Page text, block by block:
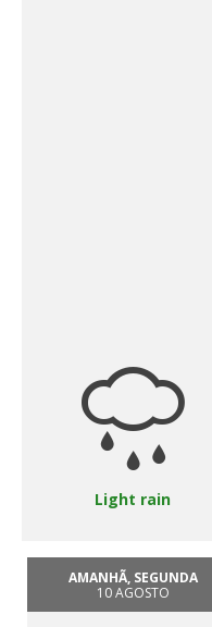
Light rain
AMANHÃ, SEGUNDA
10 AGOSTO